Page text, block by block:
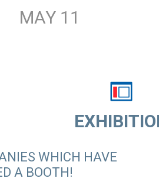
MAY 11
WHICH HAVE
A BOOTH!